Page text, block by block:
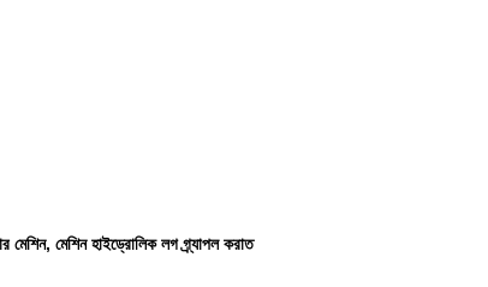
মেশিন, মেশিন হাইড্রোলিক লগ গ্র্যাপল করাত